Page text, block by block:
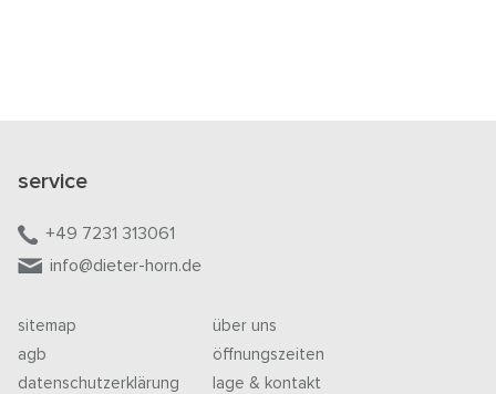
service
+49 7231 313061
info@dieter-horn.de
sitemap
agb
datenschutzerklärung
über uns
öffnungszeiten
lage & kontakt